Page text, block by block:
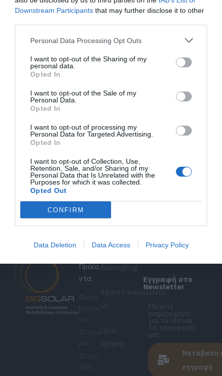
Downstream Participants that may further disclose it to other
Personal Data Processing Opt Outs
I want to opt-out of the Sharing of my
personal data.
Opted In
I want to opt-out of the Sale of my
Personal Data.
Opted In
I want to opt-out of processing my
Personal Data for Targeted Advertising.
Opted In
I want to opt-out of Collection, Use,
Retention, Sale, and/or Sharing of my
Personal Data that Is Unrelated with the
Purposes for which it was collected.
Opted Out
CONFIRM
Data Deletion Data Access Privacy Policy
τάσης
– Ηλεκτρικοί πίνακες AC/DC
αντικεραυνικής προστασίας
– Σύστημα Ελέγχου και παρακολούθησης
– Αντιστροφείς
κάτω από 100kW)
oΣύστημα ασφαλείας
– Κλειστό κύκλωμα τηλεόρασης – CCTV
o
oΗλιοστάτες (trackers)
Η συντήρηση ενός πάρκου πραγματοποιείται από
εξειδικευμένη εταιρεία που αναλαμβάνει τέτοιου
είδους εργασίες.
Προϊο
ντα
Επικοινωνία
Εγγραφή στο
Newsletter
Μείνετε
ενημερωμένοι
για τα νέα και
τις προσφορές
μας.
Μετάβαση
εγγραφή